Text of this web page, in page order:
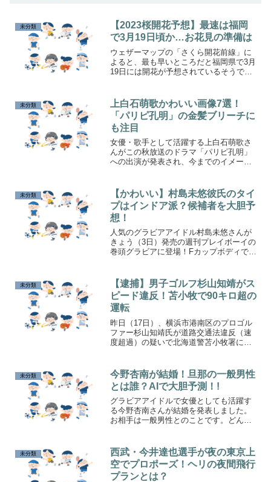
未分類
【2023桜開花予想】最速は福岡
で3月19日頃か…お花見の準備は
ウェザーマップの「さくら開花前線」に
よると、最も早いところだと福岡県で3月
19日には開花が予想されているそうで
でに準備することをまとめてみました！
未分類
上白石萌歌かわいい画像7選！
「パリピ孔明」の金髪ブリーチに
も注目
女優・歌手として活躍する上白石萌歌さ
んがこの秋放送のドラマ「パリピ孔明」
への出演が発表され、今までのイメージ
評判の上白石萌歌さんの画像と共に足跡
を振り返ります。
未分類
【かわいい】村島未悠彼氏のタイ
プはインドア派？候補者を大胆予
想！
人気のグラビアアイドル村島未悠さんが
きょう（3日）発売の週刊プレイボーイの
巻頭グラビアに登場！Fカップボディで人
でしょうか？大胆予想してみました！
未分類
【逮捕】男子ゴルフ杉山知靖がス
ピード違反！苫小牧で90キロ超の
運転
昨日（17日）、横浜市港南区のプロゴル
ファー杉山知靖氏が道路交通法違反（速
度超過）の疑いで北海道警苫小牧署に逮
44キロ上回る94キロで乗用車を運転した
疑いがもたれています。
未分類
今野杏南が結婚！旦那の一般男性
とは誰？AIで大胆予測！!
グラビアアイドルで女優としても活躍す
る今野杏南さんが結婚を発表しました。
お相手は一般男性とのことです。どんな
ょうか？AIで大胆予想してみました！
未分類
西武・今井達也選手が夜の東京上
空でプロポーズ！ヘリの夜間飛行
プランとは？